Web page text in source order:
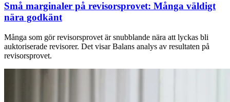
Små marginaler på revisorsprovet: Många väldigt
nära godkänt
Många som gör revisorsprovet är snubblande nära att lyckas bli
auktoriserade revisorer. Det visar Balans analys av resultaten på
revisorsprovet.